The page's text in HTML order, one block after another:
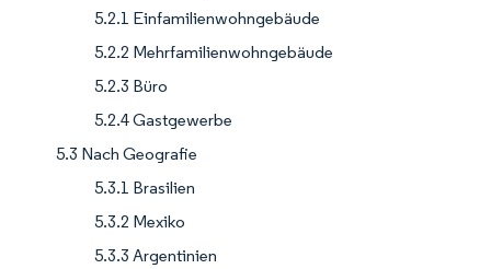
5.2.1 Einfamilienwohngebäude
5.2.2 Mehrfamilienwohngebäude
5.2.3 Büro
5.2.4 Gastgewerbe
5.3 Nach Geografie
5.3.1 Brasilien
5.3.2 Mexiko
5.3.3 Argentinien